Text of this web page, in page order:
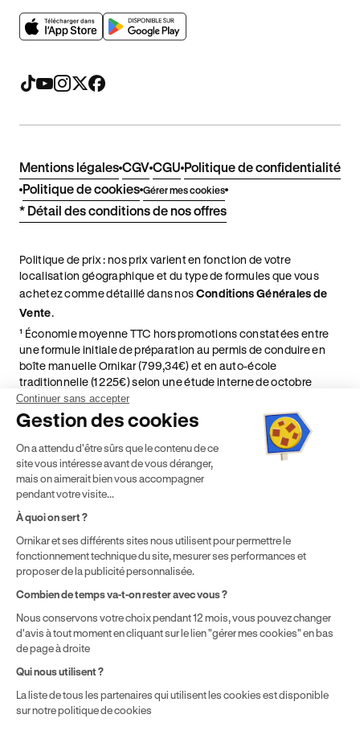
Mentions légales CGV CGU Politique de confidentialité
Politique de cookies Gérer mes cookies
* Détail des conditions de nos offres
Politique de prix : nos prix varient en fonction de votre
localisation géographique et du type de formules que vous
achetez comme détaillé dans nosConditions Générales de
Vente.
¹ Économie moyenne TTC hors promotions constatées entre
une formule initiale de préparation au permis de conduire en
boîte manuelle Ornikar (799,34€) et en auto-école
traditionnelle (1 225€) selon une étude interne de octobre
2024. Étude menée sur le marché des auto-écoles situées en
France métropolitaine & en outre-mer.
² Le prix de référence auquel est appliqué cette réduction
dépend de la zone géographique dans laquelle vous souhaitez
effectuer vos heures de conduite conformément à l'Article 6
de nos Conditions Générales de Vente
⁵ Montant du financement CPF variable selon les droits acquis
par chaque bénéficiaire. Exemple donné pour un titulaire
solde disponible sur le Compte Personnel de Formation et du
prix de la formation choisie.
Continuer sans accepter
Gestion des cookies
On a attendu d'être sûrs que le contenu de ce
site vous intéresse avant de vous déranger,
mais on aimerait bien vous accompagner
pendant votre visite...
À quoi on sert ?
Ornikar et ses différents sites nous utilisent pour permettre le
fonctionnement technique du site, mesurer ses performances et
proposer de la publicité personnalisée.
Combien de temps va-t-on rester avec vous ?
Nous conservons votre choix pendant 12 mois, vous pouvez changer
d'avis à tout moment en cliquant sur le lien "gérer mes cookies" en bas
de page à droite
Qui nous utilisent ?
La liste de tous les partenaires qui utilisent les cookies est disponible
sur notre politique de cookies